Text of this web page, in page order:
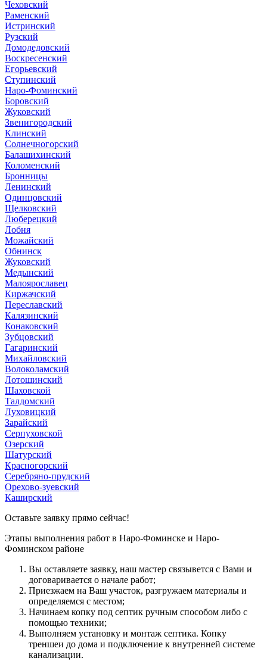
Чеховский
Раменский
Истринский
Рузский
Домодедовский
Воскресенский
Егорьевский
Ступинский
Наро-Фоминский
Боровский
Жуковский
Звенигородский
Клинский
Солнечногорский
Балашихинский
Коломенский
Бронницы
Ленинский
Одинцовский
Щелковский
Люберецкий
Лобня
Можайский
Обнинск
Жуковский
Медынский
Малоярославец
Киржачский
Переславский
Калязинский
Конаковский
Зубцовский
Гагаринский
Михайловский
Волоколамский
Лотошинский
Шаховской
Талдомский
Луховицкий
Зарайский
Серпуховской
Озерский
Шатурский
Красногорский
Серебряно-прудский
Орехово-зуевский
Каширский
Оставьте заявку прямо сейчас!
Этапы выполнения работ в Наро-Фоминске и Наро-
Фоминском районе
Вы оcтавляете заявку, наш мастер связывется с Вами и
договаривается о начале работ;
Приезжаем на Ваш участок, разгружаем материалы и
определяемся с местом;
Начинаем копку под септик ручным способом либо с
помощью техники;
Выполняем установку и монтаж септика. Копку
треншеи до дома и подключение к внутренней системе
канализации.